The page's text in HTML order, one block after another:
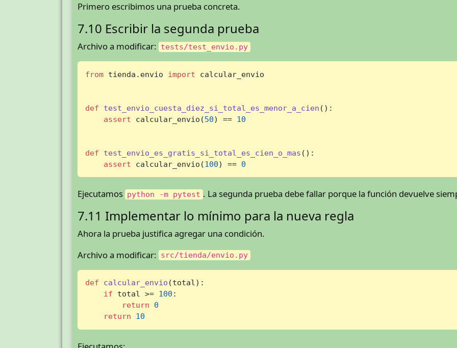
Primero escribimos una prueba concreta.
7.10 Escribir la segunda prueba
Archivo a modificar: tests/test_envio.py
from tienda.envio import calcular_envio
def test_envio_cuesta_diez_si_total_es_menor_a_cien ():
assert calcular_envio(50) == 10
def test_envio_es_gratis_si_total_es_cien_o_mas ():
assert calcular_envio(100) == 0
Ejecutamos python -m pytest . La segunda prueba debe fallar porque la función devuelve
7.11 Implementar lo mínimo para la nueva regla
Ahora la prueba justifica agregar una condición.
Archivo a modificar: src/tienda/envio.py
def calcular_envio (total):
if total >= 100 :
return
0
return
10